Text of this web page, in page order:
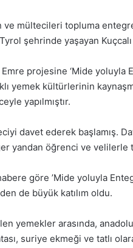
ve mültecileri topluma
şehrinde yaşayan Kuçcalı
projesine ‘Mide yoluyla
yemek kültürlerinin
yapılmıştır.
davet ederek başlamış.
yandan öğrenci ve velilerle
göre ’Mide yoluyla
de büyük katılım oldu.
yemekler arasında,
suriye ekmeği ve tatlı